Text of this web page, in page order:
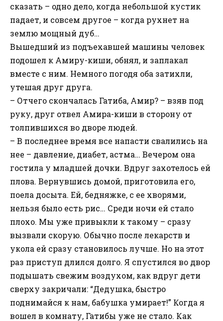
сказать – одно дело, когда небольшой кустик
падает, и совсем другое – когда рухнет на
землю мощный дуб…
Вышедший из подъехавшей машины человек
подошел к Амиру-киши, обнял, и заплакал
вместе с ним. Немного погодя оба затихли,
утешая друг друга.
– Отчего скончалась Гатиба, Амир? – взяв под
руку, друг отвел Амира-киши в сторону от
толпившихся во дворе людей.
– В последнее время все напасти свалились на
нее – давление, диабет, астма… Вечером она
гостила у младшей дочки. Вдруг захотелось ей
плова. Вернувшись домой, приготовила его,
поела досыта. Ей, бедняжке, с ее хворями,
нельзя было есть рис… Среди ночи ей стало
плохо. Мы уже привыкли к такому – сразу
вызвали скорую. Обычно после лекарств и
укола ей сразу становилось лучше. Но на этот
раз приступ длился долго. Я спустился во двор
подышать свежим воздухом, как вдруг дети
сверху закричали: “Дедушка, быстро
поднимайся к нам, бабушка умирает!” Когда я
вошел в комнату, Гатибы уже не стало. Как